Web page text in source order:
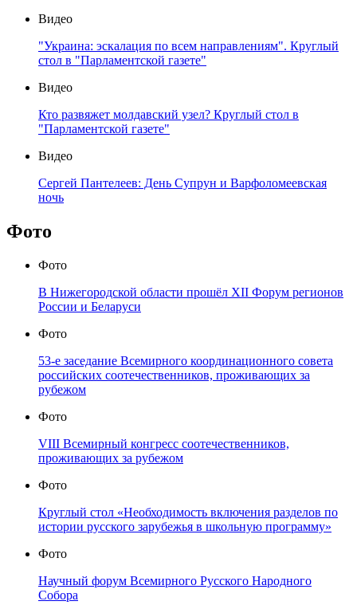
Видео
"Украина: эскалация по всем направлениям". Круглый
стол в "Парламентской газете"
Видео
Кто развяжет молдавский узел? Круглый стол в
"Парламентской газете"
Видео
Сергей Пантелеев: День Супрун и Варфоломеевская
ночь
Фото
Фото
В Нижегородской области прошёл XII Форум регионов
России и Беларуси
Фото
53-е заседание Всемирного координационного совета
российских соотечественников, проживающих за
рубежом
Фото
VIII Всемирный конгресс соотечественников,
проживающих за рубежом
Фото
Круглый стол «Необходимость включения разделов по
истории русского зарубежья в школьную программу»
Фото
Научный форум Всемирного Русского Народного
Собора